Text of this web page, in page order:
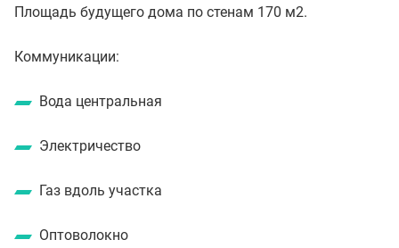
Площадь будущего дома по стенам 170 м2.
Коммуникации:
Вода центральная
Электричество
Газ вдоль участка
Оптоволокно